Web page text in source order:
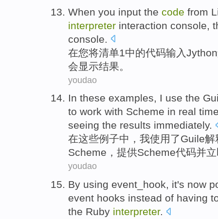
When you input the code from
interpreter interaction console
console.
在您将清单1 中的代码输入 Jython
会显示结果 。
youdao
In these examples, I use the
to work with Scheme in real
seeing the results immediately.
在这些例子中 ， 我使用了Guile解
Scheme ， 提供Scheme代码并
youdao
By using event_hook, it's now
event hooks instead of having
the Ruby interpreter.